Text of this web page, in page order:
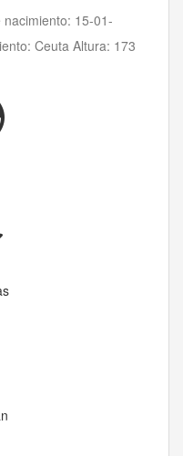
15-01-
Ceuta Altura: 173